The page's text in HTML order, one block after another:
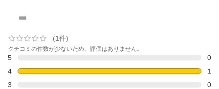
-
(1件)
クチコミの件数が少ないため、評価はありません。
5
0
4
1
3
0